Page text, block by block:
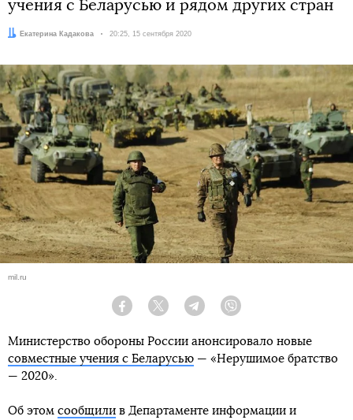
учения с Беларусью и рядом других стран
Автор:Екатерина Кадакова Дата:
20:25, 15 сентября 2020
mil.ru
Facebook Twitter Telegram
Министерство обороны России анонсировало новые
совместные учения с Беларусью — «Нерушимое братство
— 2020».
Об этом сообщили в Департаменте информации и